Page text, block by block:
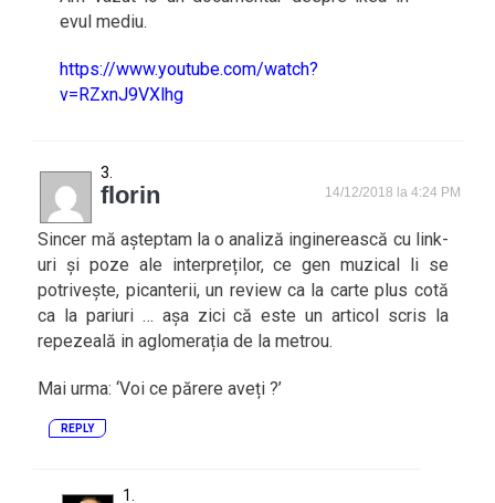
evul mediu.
https://www.youtube.com/watch?
v=RZxnJ9VXlhg
florin 14/12/2018 la 4:24 PM
Sincer mă așteptam la o analiză inginerească cu link-
uri și poze ale interpreților, ce gen muzical li se
potrivește, picanterii, un review ca la carte plus cotă
ca la pariuri … așa zici că este un articol scris la
repezeală in aglomerația de la metrou.
Mai urma: ‘Voi ce părere aveți ?’
REPLY